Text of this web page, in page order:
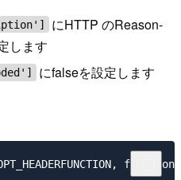
にHTTP のReason-
します
にfalseを設定します